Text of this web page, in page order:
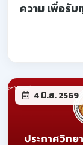
ความ เพื่อรับ
4 มิ.ย. 2569